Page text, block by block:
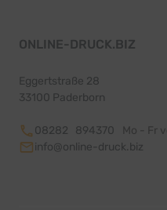
ONLINE-DRUCK.BIZ
Eggertstraße 28
33100 Paderborn
08282 894370
Mo - Fr
info@online-druck.biz